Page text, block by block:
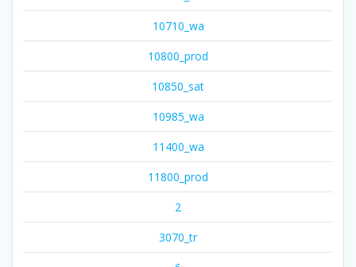
10710_wa
10800_prod
10850_sat
10985_wa
11400_wa
11800_prod
2
3070_tr